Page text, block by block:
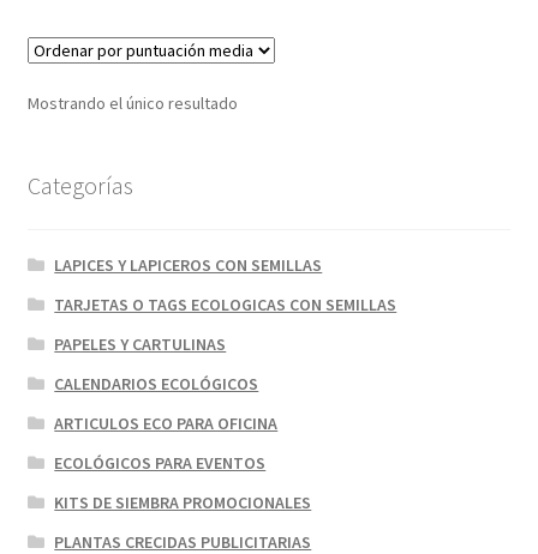
Mostrando el único resultado
Categorías
LAPICES Y LAPICEROS CON SEMILLAS
TARJETAS O TAGS ECOLOGICAS CON SEMILLAS
PAPELES Y CARTULINAS
CALENDARIOS ECOLÓGICOS
ARTICULOS ECO PARA OFICINA
ECOLÓGICOS PARA EVENTOS
KITS DE SIEMBRA PROMOCIONALES
PLANTAS CRECIDAS PUBLICITARIAS